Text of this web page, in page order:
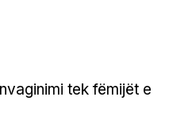
tek fëmijët e